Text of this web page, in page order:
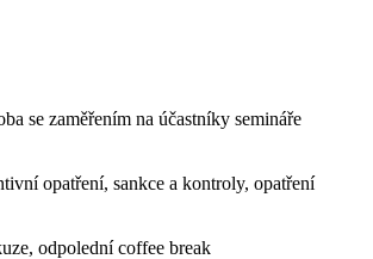
se zaměřením na účastníky semináře
opatření, sankce a kontroly, opatření
odpolední coffee break